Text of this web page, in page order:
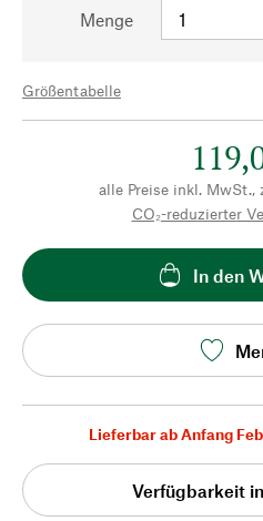
Menge
Größentabelle
alle Preise inkl. MwSt.,
CO₂-reduzierter
In den
Lieferbar ab Anfang
Verfügbarkeit